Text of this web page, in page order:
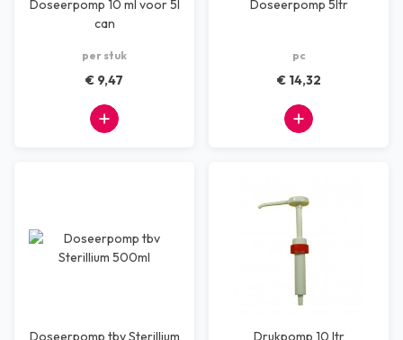
Doseerpomp 10 ml voor 5l
can
per stuk
€ 9,47
Doseerpomp 5ltr
pc
€ 14,32
Doseerpomp tbv Sterillium Drukpomp 10 ltr